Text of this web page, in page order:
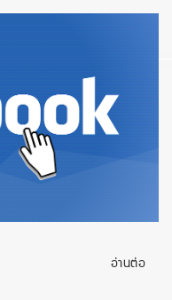
อ่านต่อ